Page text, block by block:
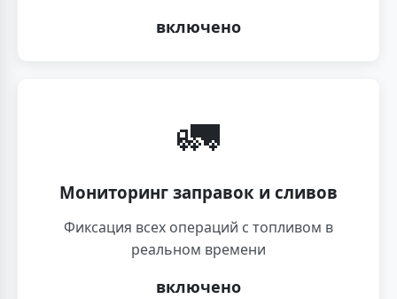
включено
🚛
Мониторинг заправок и сливов
Фиксация всех операций с топливом в
реальном времени
включено